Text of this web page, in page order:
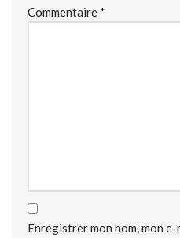
Commentaire *
Enregistrer mon nom, mon